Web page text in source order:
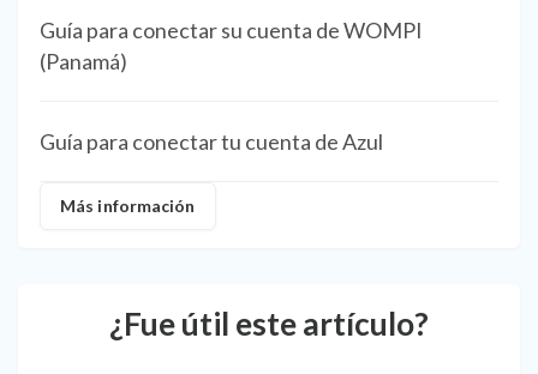
Guía para conectar su cuenta de WOMPI
(Panamá)
Guía para conectar tu cuenta de Azul
Más información
¿Fue útil este artículo?